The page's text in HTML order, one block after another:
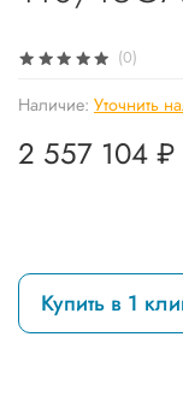
(0)
Наличие: Уточнить
2 557 104 ₽
Купить в 1